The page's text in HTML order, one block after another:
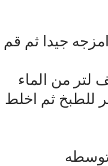
جيدا ثم
لتر من الماء
ثم اخلط